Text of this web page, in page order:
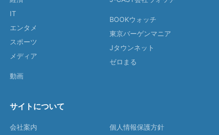
IT
エンタメ
スポーツ
メディア
動画
BOOKウォッチ
東京バーゲンマニア
Jタウンネット
ゼロまる
サイトについて
会社案内
個人情報保護方針